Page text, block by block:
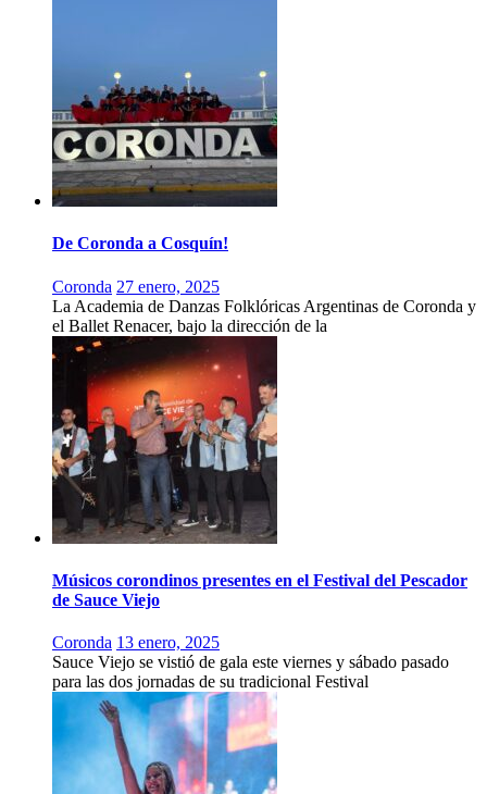
De Coronda a Cosquín!
Coronda 27 enero, 2025
La Academia de Danzas Folklóricas Argentinas de Coronda y
el Ballet Renacer, bajo la dirección de la
Músicos corondinos presentes en el Festival del Pescador
de Sauce Viejo
Coronda 13 enero, 2025
Sauce Viejo se vistió de gala este viernes y sábado pasado
para las dos jornadas de su tradicional Festival